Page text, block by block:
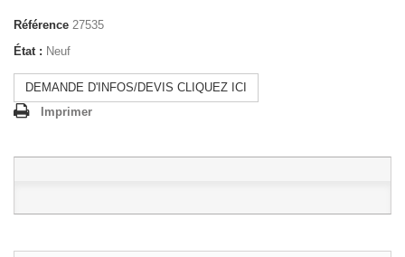
Référence 27535
État : Neuf
DEMANDE D'INFOS/DEVIS CLIQUEZ ICI
Imprimer